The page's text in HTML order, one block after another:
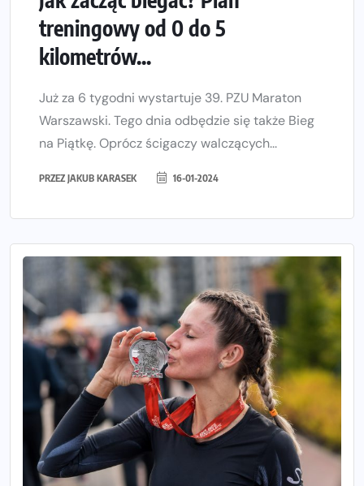
treningowy od 0 do 5
kilometrów...
Już za 6 tygodni wystartuje 39. PZU Maraton
Warszawski. Tego dnia odbędzie się także Bieg
na Piątkę. Oprócz ścigaczy walczących...
PRZEZ JAKUB KARASEK 16-01-2024